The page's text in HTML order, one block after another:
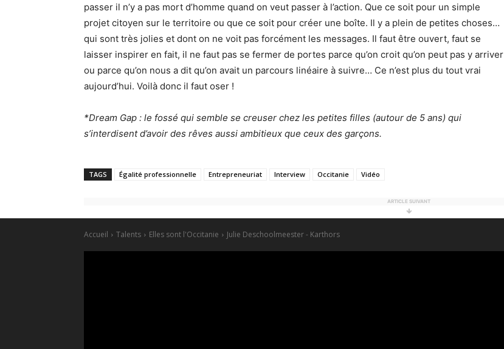
passer il n’y a pas mort d’homme quand on veut passer à l’action. Que ce soit pour un simple
projet citoyen sur le territoire ou que ce soit pour créer une boîte. Il y a plein de petites choses…
qui sont très jolies et dont on ne voit pas forcément les messages. Il faut être ouvert, faut se
laisser inspirer en fait, il ne faut pas se fermer de portes parce qu’on croit qu’on peut pas y arriver
ou parce qu’on nous a dit qu’on avait un parcours linéaire à suivre… Ce n’est plus du tout vrai
aujourd’hui. Voilà donc il faut oser !
*Dream Gap : le fossé qui semble se creuser chez les petites filles (autour de 5 ans) qui
s’interdisent d’avoir des rêves aussi ambitieux que ceux des garçons.
TAGS Égalité professionnelle Entrepreneuriat Interview Occitanie Vidéo
ARTICLE SUIVANT